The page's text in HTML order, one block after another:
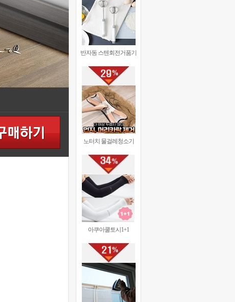
반자동 스텐회전거품기
노터치 물걸레청소기
아쿠아쿨토시1+1